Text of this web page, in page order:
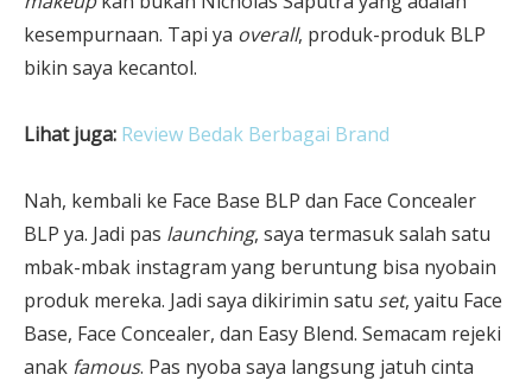
kesempurnaan. Tapi ya overall, produk-produk BLP
bikin saya kecantol.
Lihat juga: Review Bedak Berbagai Brand
Nah, kembali ke Face Base BLP dan Face Concealer
BLP ya. Jadi pas launching, saya termasuk salah satu
mbak-mbak instagram yang beruntung bisa nyobain
produk mereka. Jadi saya dikirimin satu set, yaitu Face
Base, Face Concealer, dan Easy Blend. Semacam rejeki
anak famous. Pas nyoba saya langsung jatuh cinta